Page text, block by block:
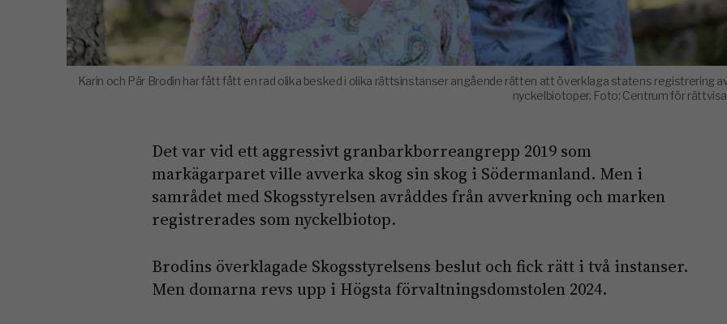
Karin och Pär Brodin har fått fått en rad olika besked i olika rättsinstanser angående rätten att överklaga statens registrering
nyckelbiotoper. Foto: Centrum för
Det var vid ett aggressivt granbarkborreangrepp 2019 som
markägarparet ville avverka skog sin skog i Södermanland. Men i
samrådet med Skogsstyrelsen avråddes från avverkning och marken
registrerades som nyckelbiotop.
Brodins överklagade Skogsstyrelsens beslut och fick rätt i två instanser.
Men domarna revs upp i Högsta förvaltningsdomstolen 2024.